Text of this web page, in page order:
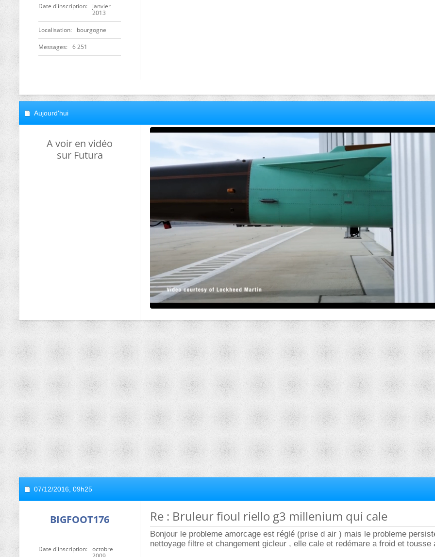
Date d'inscription
janvier
2013
Localisation bourgogne
Messages 6 251
Aujourd'hui
A voir en vidéo
sur Futura
07/12/2016, 09h25
BIGFOOT176
Date d'inscription
octobre
Re : Bruleur fioul riello g3 millenium qui cale
Bonjour le probleme amorcage est réglé (prise d air ) mais le probleme
nettoyage filtre et changement gicleur , elle cale et redémare a froid et tousse